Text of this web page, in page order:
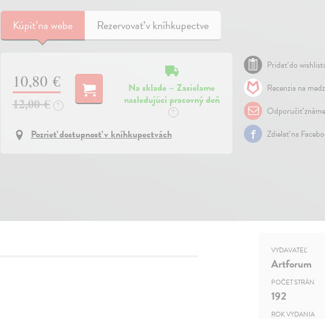
Kúpiťna webe Rezervovať v kníhkupectve
10,80 €
12,00 € ?
Na sklade – Zasielame
nasledujúci pracovný deň
?
Pozrieť dostupnosť v kníhkupectvách
Pridať do
Recenzia na
Odporučiť
Zdielať na
VYDAVATEĽ
Artforum
POČET STRÁN
192
ROK VYDANIA